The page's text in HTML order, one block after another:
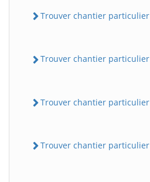
Trouver chantier particulier
Trouver chantier particulier
Trouver chantier particulier
Trouver chantier particulier